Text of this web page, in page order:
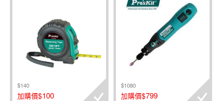
$140
加購價$100
$1080
加購價$799